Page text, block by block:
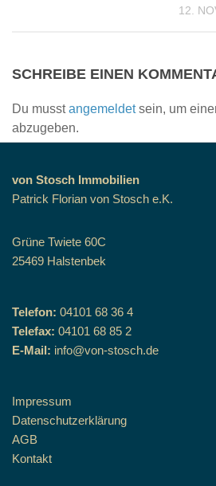
12.
SCHREIBE EINEN
Du musstangemeldetsein, um
abzugeben.
von Stosch Immobilien
Patrick Florian von Stosch e.K.
Grüne Twiete 60C
25469 Halstenbek
Telefon: 04101 68 36 4
Telefax: 04101 68 85 2
E-Mail: info@von-stosch.de
Impressum
Datenschutzerklärung
AGB
Kontakt